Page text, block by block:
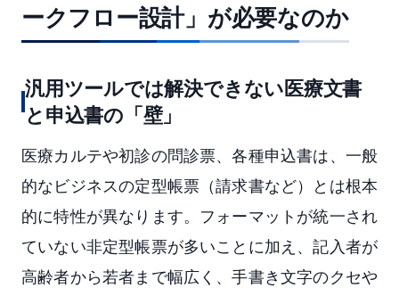
ークフロー設計」が必要なのか
汎用ツールでは解決できない医療文書
と申込書の「壁」
医療カルテや初診の問診票、各種申込書は、一般
的なビジネスの定型帳票（請求書など）とは根本
的に特性が異なります。フォーマットが統一され
ていない非定型帳票が多いことに加え、記入者が
高齢者から若者まで幅広く、手書き文字のクセや